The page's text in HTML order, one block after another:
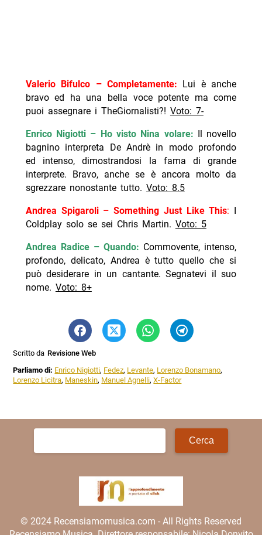
Valerio Bifulco – Completamente: Lui è anche
bravo ed ha una bella voce potente ma come
puoi assegnare i TheGiornalisti?! Voto: 7-
Enrico Nigiotti – Ho visto Nina volare: Il novello
bagnino interpreta De Andrè in modo profondo
ed intenso, dimostrandosi la fama di grande
interprete. Bravo, anche se è ancora molto da
sgrezzare nonostante tutto. Voto: 8.5
Andrea Spigaroli – Something Just Like This: I
Coldplay solo se sei Chris Martin. Voto: 5
Andrea Radice – Quando: Commovente, intenso,
profondo, delicato, Andrea è tutto quello che si
può desiderare in un cantante. Segnatevi il suo
nome. Voto: 8+
Scritto da Revisione Web
Parliamo di: Enrico Nigiotti, Fedez, Levante, Lorenzo Bonamano,
Lorenzo Licitra, Maneskin, Manuel Agnelli,X-Factor
Ricerca
© 2024 Recensiamomusica.com - All Rights Reserved